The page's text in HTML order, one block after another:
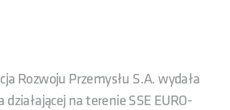
Rozwoju Przemysłu S.A. wydała
działającej na terenie SSE EURO-